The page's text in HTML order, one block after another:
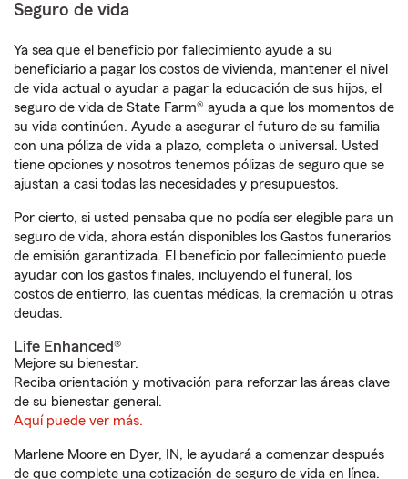
Seguro de vida
Ya sea que el beneficio por fallecimiento ayude a su
beneficiario a pagar los costos de vivienda, mantener el nivel
de vida actual o ayudar a pagar la educación de sus hijos, el
seguro de vida de State Farm® ayuda a que los momentos de
su vida continúen. Ayude a asegurar el futuro de su familia
con una póliza de vida a plazo, completa o universal. Usted
tiene opciones y nosotros tenemos pólizas de seguro que se
ajustan a casi todas las necesidades y presupuestos.
Por cierto, si usted pensaba que no podía ser elegible para un
seguro de vida, ahora están disponibles los Gastos funerarios
de emisión garantizada. El beneficio por fallecimiento puede
ayudar con los gastos finales, incluyendo el funeral, los
costos de entierro, las cuentas médicas, la cremación u otras
deudas.
Life Enhanced®
Mejore su bienestar.
Reciba orientación y motivación para reforzar las áreas clave
de su bienestar general.
Aquí puede ver más.
Marlene Moore en Dyer, IN, le ayudará a comenzar después
de que complete una cotización de seguro de vida en línea.